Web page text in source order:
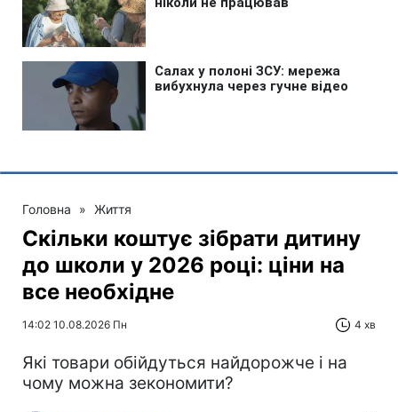
Головна » Життя
Скільки коштує зібрати дитину
до школи у 2026 році: ціни на
все необхідне
14:02 10.08.2026 Пн 4 хв
Які товари обійдуться найдорожче і на
чому можна зекономити?